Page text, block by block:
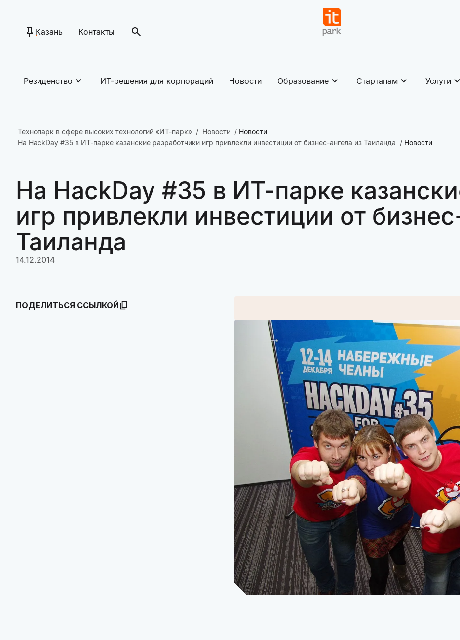
Казань Контакты
Резиденство ИТ-решения для корпораций Новости Образование Стартапам Услуги
Технопарк в сфере высоких технологий «ИТ-парк» Новости
Новости
На HackDay #35 в ИТ-парке казанские разработчики игр привлекли инвестиции от бизнес-ангела из Таиланда
Новости
На HackDay #35 в ИТ-парке
игр привлекли инвестиции от
Таиланда
14.12.2014
ПОДЕЛИТЬСЯ ССЫЛКОЙ